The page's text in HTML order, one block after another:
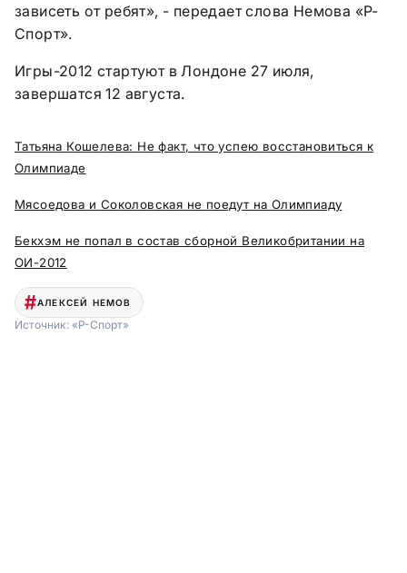
зависеть от ребят», - передает слова Немова «Р-
Спорт».
Игры-2012 стартуют в Лондоне 27 июля,
завершатся 12 августа.
Татьяна Кошелева: Не факт, что успею восстановиться к
Олимпиаде
Мясоедова и Соколовская не поедут на Олимпиаду
Бекхэм не попал в состав сборной Великобритании на
ОИ-2012
АЛЕКСЕЙ НЕМОВ
Источник: «Р-Спорт»